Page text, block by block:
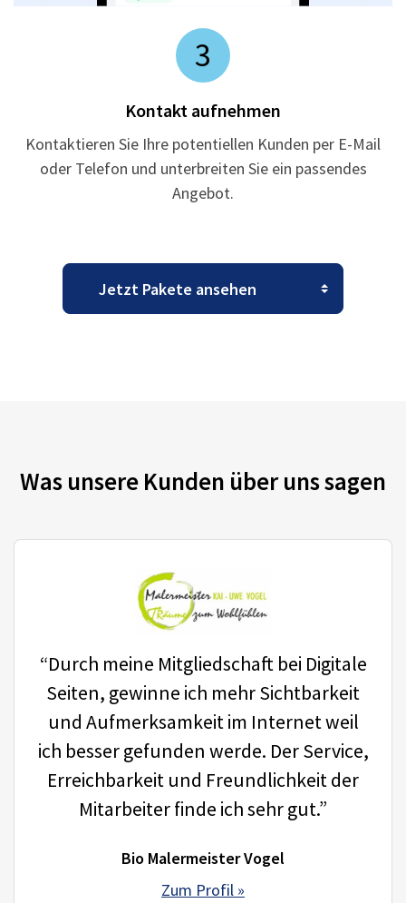
3
Kontakt aufnehmen
Kontaktieren Sie Ihre potentiellen Kunden per E-Mail
oder Telefon und unterbreiten Sie ein passendes
Angebot.
Was unsere Kunden über uns sagen
“Durch meine Mitgliedschaft bei Digitale
Seiten, gewinne ich mehr Sichtbarkeit
und Aufmerksamkeit im Internet weil
ich besser gefunden werde. Der Service,
Erreichbarkeit und Freundlichkeit der
Mitarbeiter finde ich sehr gut.”
Bio Malermeister Vogel
Zum Profil »